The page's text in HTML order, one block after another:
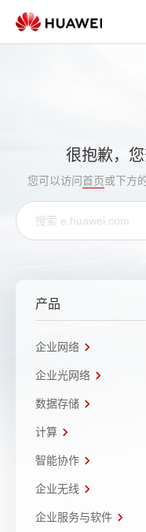
很抱歉，
您可以访问首页或下方
产品
企业网络
企业光网络
数据存储
计算
智能协作
企业无线
企业服务与软件